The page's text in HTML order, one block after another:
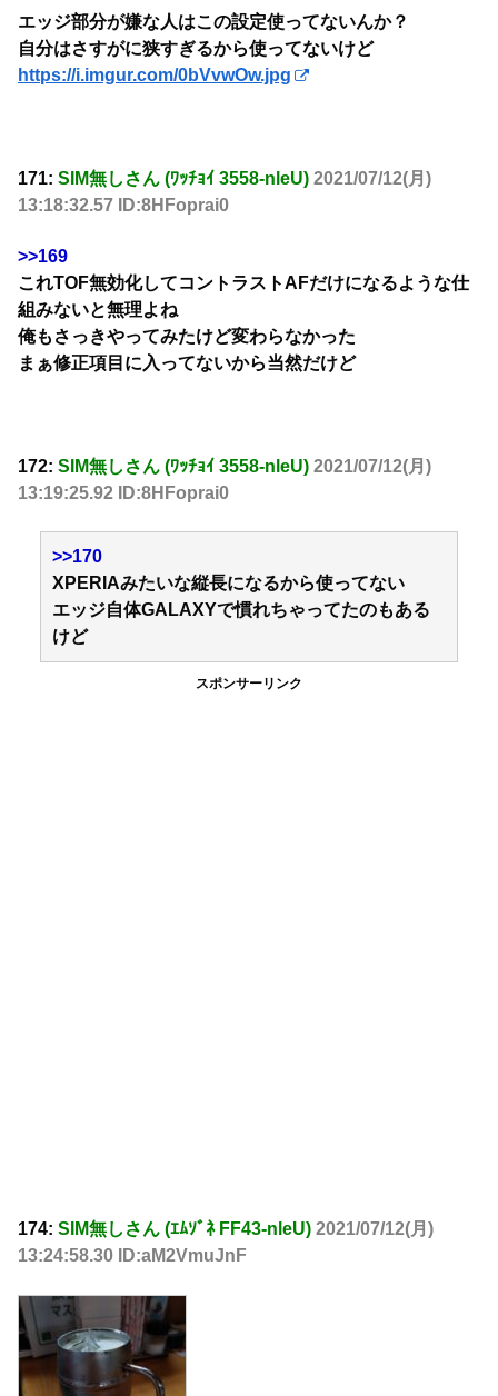
エッジ部分が嫌な人はこの設定使ってないんか？
自分はさすがに狭すぎるから使ってないけど
https://i.imgur.com/0bVvwOw.jpg
171: SIM無しさん (ﾜｯﾁｮｲ 3558-nleU) 2021/07/12(月)
13:18:32.57 ID:8HFoprai0
>>169
これTOF無効化してコントラストAFだけになるような仕
組みないと無理よね
俺もさっきやってみたけど変わらなかった
まぁ修正項目に入ってないから当然だけど
172: SIM無しさん (ﾜｯﾁｮｲ 3558-nleU) 2021/07/12(月)
13:19:25.92 ID:8HFoprai0
>>170
XPERIAみたいな縦長になるから使ってない
エッジ自体GALAXYで慣れちゃってたのもある
けど
スポンサーリンク
174: SIM無しさん (ｴﾑｿﾞﾈ FF43-nleU) 2021/07/12(月)
13:24:58.30 ID:aM2VmuJnF